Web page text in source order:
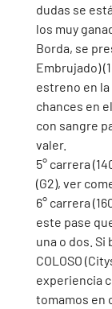
dudas se
los muy
Borda, se
Embrujado)
estreno en
chances en
con sangre
valer.
5° carrera
(G2), ver
6° carrera
este pase
una o dos. Si
COLOSO
experiencia
tomamos en